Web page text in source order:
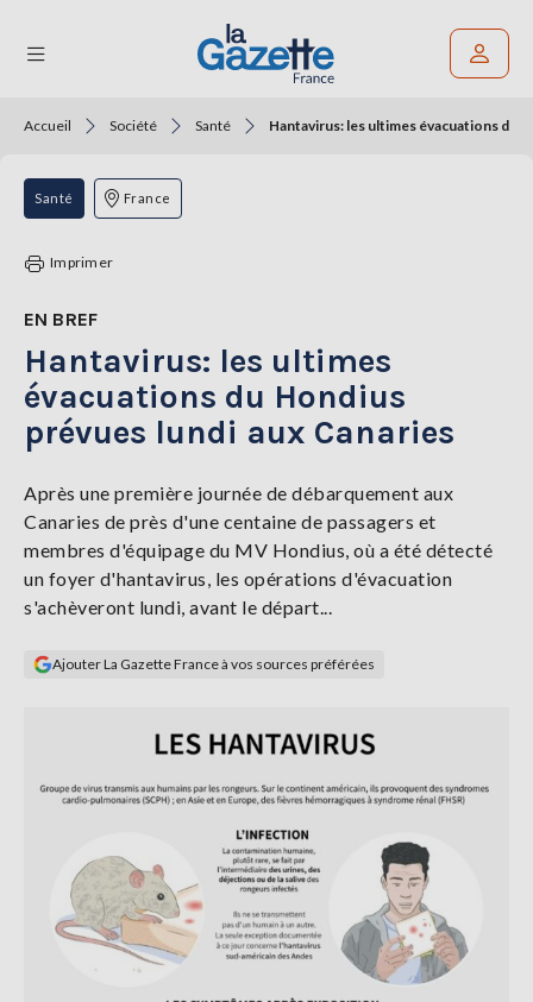
THÉMATIQUES
RÉGIONS
TENDANCES
SERVICES
LA
GAZETTE
Se
connecter
Accueil Société Santé Hantavirus: les ultimes évacuations du
Santé France
Imprimer
EN BREF
Hantavirus: les ultimes
évacuations du Hondius
prévues lundi aux Canaries
Après une première journée de débarquement aux
Canaries de près d'une centaine de passagers et
membres d'équipage du MV Hondius, où a été détecté
un foyer d'hantavirus, les opérations d'évacuation
s'achèveront lundi, avant le départ...
Ajouter La Gazette France à vos sources préférées